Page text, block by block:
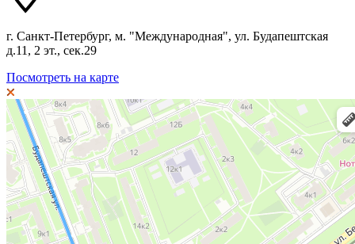
г. Санкт-Петербург, м. "Международная", ул. Будапештская
д.11, 2 эт., сек.29
Посмотреть на карте